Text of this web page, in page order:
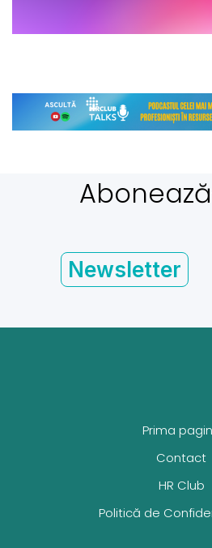
Newsletter
Prima
Contact
HR Club
Politică de